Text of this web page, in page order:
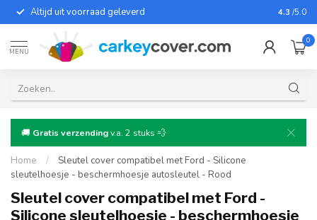
Altijd uit voorraad geleverd Voor
4.3 /5.0
MENU
0
🚚 Gratis verzendingv.a. 2 stuks 💨
Home /
Sleutel cover compatibel met Ford - Silicone
sleutelhoesje - beschermhoesje autosleutel - Rood
Sleutel cover compatibel met Ford -
Silicone sleutelhoesje - beschermhoesje